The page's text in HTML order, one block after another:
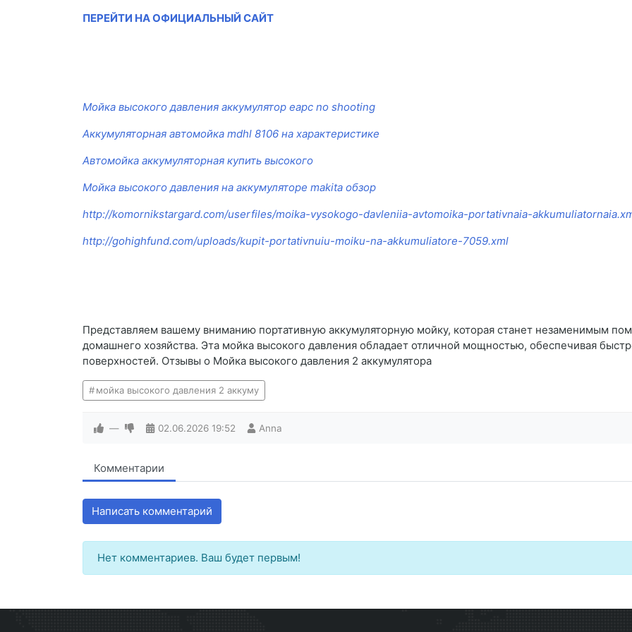
ПЕРЕЙТИ НА ОФИЦИАЛЬНЫЙ САЙТ
Мойка высокого давления аккумулятор eapc no shooting
Аккумуляторная автомойка mdhl 8106 на характеристике
Автомойка аккумуляторная купить высокого
Мойка высокого давления на аккумуляторе makita обзор
http://komornikstargard.com/userfiles/moika-vysokogo-davleniia-avtomoika-portativnaia-
http://gohighfund.com/uploads/kupit-portativnuiu-moiku-na-akkumuliatore-7059.xml
Представляем вашему вниманию портативную аккумуляторную мойку, которая станет незаменимым
домашнего хозяйства. Эта мойка высокого давления обладает отличной мощностью, обеспечивая
поверхностей. Отзывы о Мойка высокого давления 2 аккумулятора
мойка высокого давления 2 аккуму
— 02.06.2026 19:52 Anna
Комментарии
Написать комментарий
Нет комментариев. Ваш будет первым!